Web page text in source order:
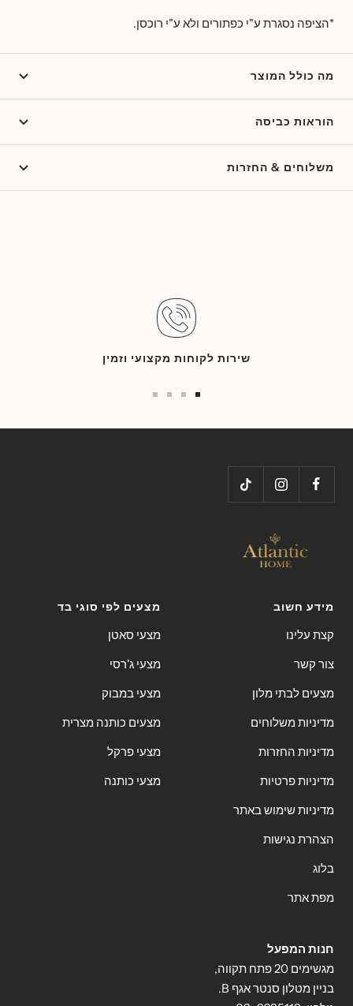
*הציפה נסגרת ע"י כפתורים ולא ע"י רוכסן.
מה כולל המוצר
הוראות כביסה
משלוחים & החזרות
שירות לקוחות מקצועי וזמין
מידע חשוב
קצת עלינו
צור קשר
מצעים לבתי מלון
מדיניות משלוחים
מדיניות החזרות
מדיניות פרטיות
מדיניות שימוש באתר
הצהרת נגישות
בלוג
מפת אתר
מצעים לפי סוגי בד
מצעי סאטן
מצעי ג'רסי
מצעי במבוק
מצעים כותנה מצרית
מצעי פרקל
מצעי כותנה
חנות המפעל
מגשימים 20 פתח תקווה,
בניין מטלון סנטר אגף B.